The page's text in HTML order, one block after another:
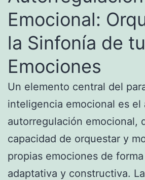
Emocional:
la Sinfonía de
Emociones
Un elemento central del
inteligencia emocional es el
autorregulación emocional,
capacidad de orquestar y
propias emociones de
adaptativa y constructiva.